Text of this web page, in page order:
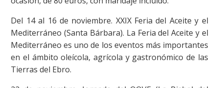
Del 14 al 16 de noviembre. XXIX Feria del Aceite y el
Mediterráneo (Santa Bárbara). La Feria del Aceite y el
Mediterráneo es uno de los eventos más importantes
en el ámbito oleícola, agrícola y gastronómico de las
Tierras del Ebro.